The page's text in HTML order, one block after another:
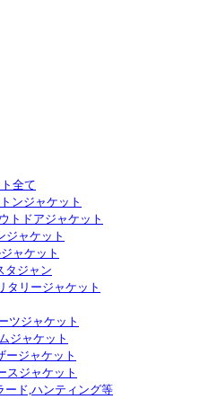
全て
ンジャケット
トドアジャケット
ジャケット
ャケット
タジャン
タリージャケット
ツジャケット
ジャケット
ージャケット
スジャケット
ード,ハンティング等